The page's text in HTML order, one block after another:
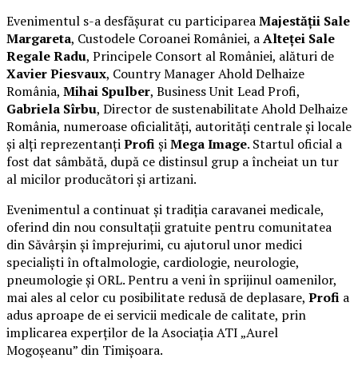
Evenimentul s-a desfășurat cu participareaMajestății Sale
Margareta, Custodele Coroanei României, aAlteței Sale
Regale Radu, Principele Consort al României, alături de
Xavier Piesvaux, Country Manager Ahold Delhaize
România, Mihai Spulber, Business Unit Lead Profi,
Gabriela Sîrbu, Director de sustenabilitate Ahold Delhaize
România, numeroase oficialități, autorități centrale și locale
și alți reprezentanțiProfișiMega Image. Startul oficial a
fost dat sâmbătă, după ce distinsul grup a încheiat un tur
al micilor producători și artizani.
Evenimentul a continuat și tradiția caravanei medicale,
oferind din nou consultații gratuite pentru comunitatea
din Săvârșin și împrejurimi, cu ajutorul unor medici
specialiști în oftalmologie, cardiologie, neurologie,
pneumologie și ORL. Pentru a veni în sprijinul oamenilor,
mai ales al celor cu posibilitate redusă de deplasare, Profi a
adus aproape de ei servicii medicale de calitate, prin
implicarea experților de la Asociația ATI „Aurel
Mogoșeanu” din Timișoara.